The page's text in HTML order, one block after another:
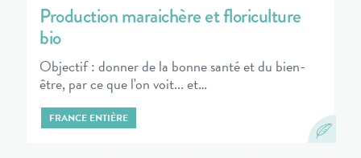
Production maraichère et floriculture
bio
Objectif : donner de la bonne santé et du bien-
être, par ce que l'on voit... et…
FRANCE ENTIÈRE